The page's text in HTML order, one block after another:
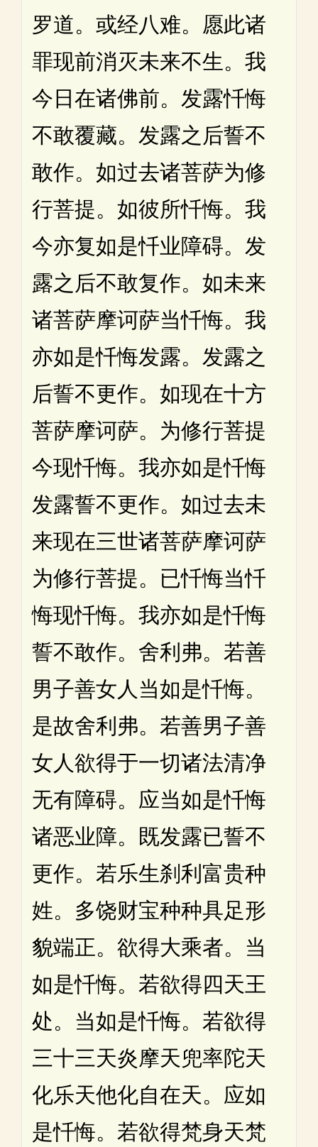
罗道。或经八难。愿此诸
罪现前消灭未来不生。我
今日在诸佛前。发露忏悔
不敢覆藏。发露之后誓不
敢作。如过去诸菩萨为修
行菩提。如彼所忏悔。我
今亦复如是忏业障碍。发
露之后不敢复作。如未来
诸菩萨摩诃萨当忏悔。我
亦如是忏悔发露。发露之
后誓不更作。如现在十方
菩萨摩诃萨。为修行菩提
今现忏悔。我亦如是忏悔
发露誓不更作。如过去未
来现在三世诸菩萨摩诃萨
为修行菩提。已忏悔当忏
悔现忏悔。我亦如是忏悔
誓不敢作。舍利弗。若善
男子善女人当如是忏悔。
是故舍利弗。若善男子善
女人欲得于一切诸法清净
无有障碍。应当如是忏悔
诸恶业障。既发露已誓不
更作。若乐生刹利富贵种
姓。多饶财宝种种具足形
貌端正。欲得大乘者。当
如是忏悔。若欲得四天王
处。当如是忏悔。若欲得
三十三天炎摩天兜率陀天
化乐天他化自在天。应如
是忏悔。若欲得梵身天梵